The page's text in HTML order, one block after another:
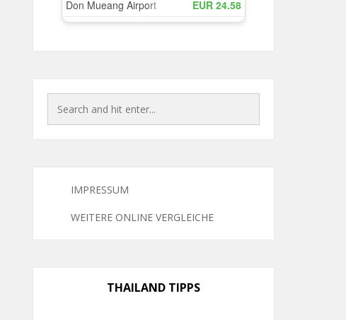
IMPRESSUM
WEITERE ONLINE VERGLEICHE
THAILAND TIPPS